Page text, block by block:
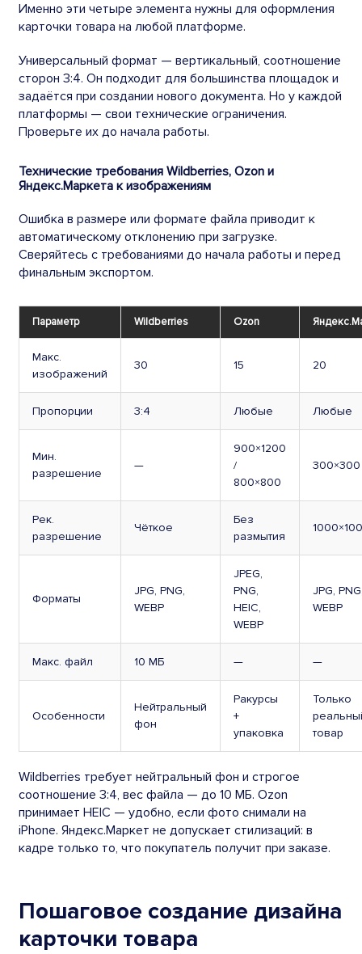
Именно эти четыре элемента нужны для оформления
карточки товара на любой платформе.
Универсальный формат — вертикальный, соотношение
сторон 3:4. Он подходит для большинства площадок и
задаётся при создании нового документа. Но у каждой
платформы — свои технические ограничения.
Проверьте их до начала работы.
Технические требования Wildberries, Ozon и
Яндекс.Маркета к изображениям
Ошибка в размере или формате файла приводит к
автоматическому отклонению при загрузке.
Сверяйтесь с требованиями до начала работы и перед
финальным экспортом.
Параметр Wildberries Ozon
Макс.
изображений
30 15 20
Пропорции 3:4 Любые Любые
Мин.
разрешение
—
900×1200
/
800×800
300×300
Рек.
разрешение
Чёткое
Без
размытия
Форматы
JPG, PNG,
WEBP
JPEG,
PNG,
HEIC,
WEBP
JPG,
WEBP
Макс. файл 10 МБ — —
Особенности
Нейтральный
фон
Ракурсы
+
упаковка
Только
товар
Wildberries требует нейтральный фон и строгое
соотношение 3:4, вес файла — до 10 МБ. Ozon
принимает HEIC — удобно, если фото снимали на
iPhone. Яндекс.Маркет не допускает стилизаций: в
кадре только то, что покупатель получит при заказе.
Пошаговое создание дизайна
карточки товара